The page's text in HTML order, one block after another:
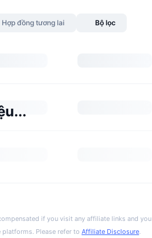
Hợp đồng tương lai Bộ lọc
if you visit any affiliate links and you
Please refer to Affiliate Disclosure.